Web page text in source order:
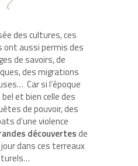
des cultures, ces
ont aussi permis des
de savoirs, de
des migrations
Car si l’époque
et bien celle des
de pouvoir, des
d’une violence
découvertesde
dans ces terreaux